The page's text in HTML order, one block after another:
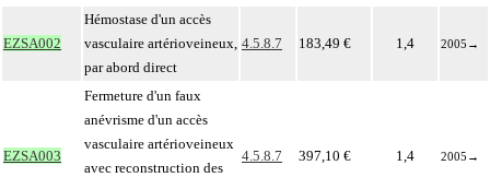
EZSA002
Hémostase d'un accès
vasculaire artérioveineux,
par abord direct
4.5.8.7 183,49 € 1,4 2005 →
EZSA003
Fermeture d'un faux
anévrisme d'un accès
vasculaire artérioveineux
avec reconstruction des
4.5.8.7 397,10 € 1,4 2005 →